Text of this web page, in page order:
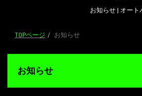
お知らせ | オート
TOPページ お知らせ
お知らせ